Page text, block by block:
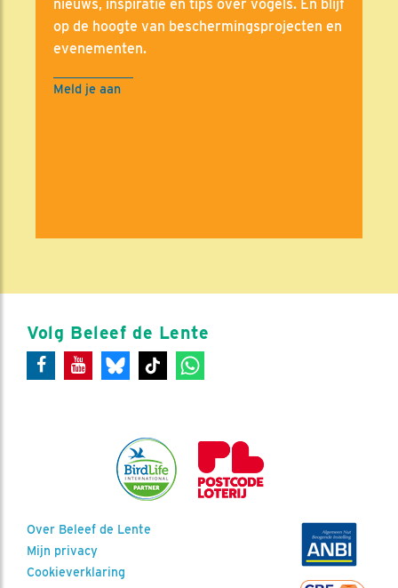
nieuws, inspiratie en tips over vogels. En blijf
op de hoogte van beschermingsprojecten en
evenementen.
Meld je aan
Volg Beleef de Lente
Over Beleef de Lente
Mijn privacy
Cookieverklaring